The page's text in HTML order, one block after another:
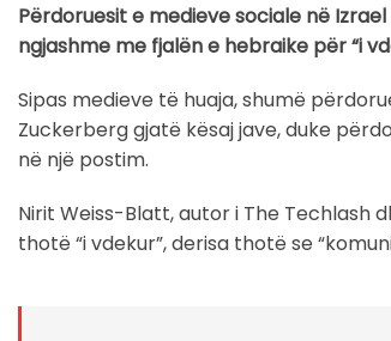
Përdoruesit e medieve sociale në
ngjashme me fjalën e hebraike për “i
Sipas medieve të huaja, shumë
Zuckerberg gjatë kësaj jave, duke
në një postim.
Nirit Weiss-Blatt, autor i The Techlash
thotë “i vdekur”, derisa thotë se